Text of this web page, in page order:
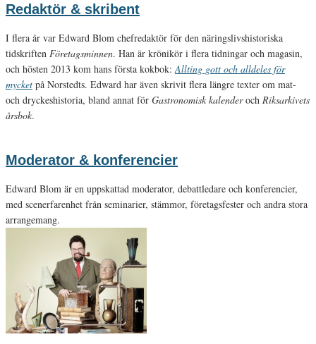
Redaktör & skribent
I flera år var Edward Blom chefredaktör för den näringslivshistoriska
tidskriften Företagsminnen. Han är krönikör i flera tidningar och magasin,
och hösten 2013 kom hans första kokbok: Allting gott och alldeles för
mycket på Norstedts. Edward har även skrivit flera längre texter om mat-
och dryckeshistoria, bland annat för Gastronomisk kalenderoch Riksarkivets
årsbok.
Moderator & konferencier
Edward Blom är en uppskattad moderator, debattledare och konferencier,
med scenerfarenhet från seminarier, stämmor, företagsfester och andra stora
arrangemang.